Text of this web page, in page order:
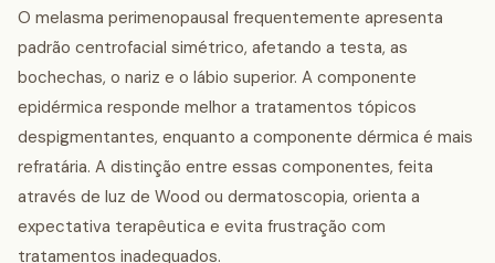
O melasma perimenopausal frequentemente apresenta
padrão centrofacial simétrico, afetando a testa, as
bochechas, o nariz e o lábio superior. A componente
epidérmica responde melhor a tratamentos tópicos
despigmentantes, enquanto a componente dérmica é mais
refratária. A distinção entre essas componentes, feita
através de luz de Wood ou dermatoscopia, orienta a
expectativa terapêutica e evita frustração com
tratamentos inadequados.